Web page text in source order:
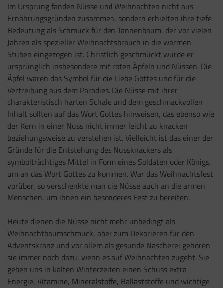
Im Ursprung fanden Nüsse und Weihnachten nicht aus
Ernährungsgründen zusammen, sondern erhielten ihre tiefe
Bedeutung als Schmuck für den Tannenbaum, der vor vielen
Jahren als spezieller Weihnachtsbrauch in die warmen
Stuben eingezogen ist. Christlich geschmückt wurde er
ursprünglich insbesondere mit roten Äpfeln und Nüssen. Die
Äpfel waren das Symbol für die Liebe Gottes und für die
Vertreibung aus dem Paradies. Die Nüsse mit ihrer
charakteristisch harten Schale und dem geschmackvollen
Inhalt sollten auf das Wort Gottes hinweisen, das ebenso wie
der Kern in einer Nuss nicht immer leicht zu knacken
beziehungsweise zu verstehen ist. Vielleicht ist das einer der
Gründe für die Entstehung des Nussknackers als
symbolträchtiges Mittel in Form eines Soldaten oder Königs,
um an das Wort Gottes zu kommen. War das Weihnachtsfest
vorüber, so verschenkte man die Nüsse auch an die armen
Menschen, um ihnen ein besonderes Fest zu bereiten.
Heute dienen die Nüsse nicht mehr unbedingt als
Weihnachtbaumschmuck, aber zum Dekorieren für den
Adventskranz und vor allem als gesunde Nascherei gehören
sie immer noch dazu, wenn es auf Weihnachten zugeht. Sie
geben uns in kalten Winterzeiten einen Schuss extra
Energie, Vitamine, Mineralstoffe, Ballaststoffe und wichtige